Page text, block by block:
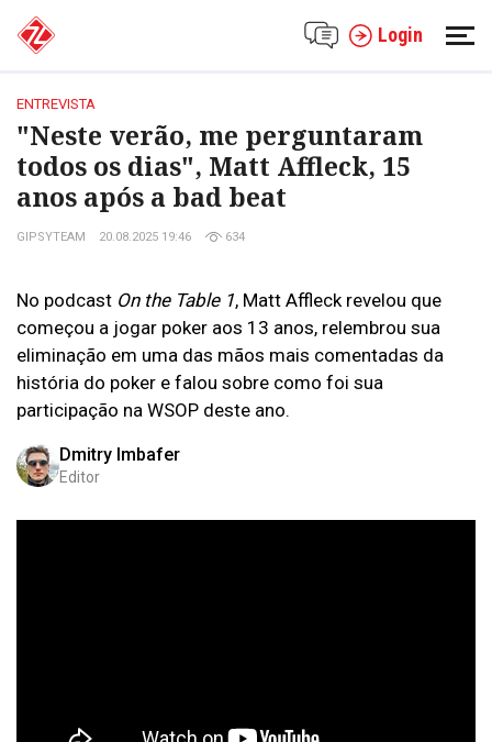
Login
ENTREVISTA
"Neste verão, me perguntaram
todos os dias", Matt Affleck, 15
anos após a bad beat
GIPSYTEAM 20.08.2025 19:46 634
No podcast On the Table 1, Matt Affleck revelou que
começou a jogar poker aos 13 anos, relembrou sua
eliminação em uma das mãos mais comentadas da
história do poker e falou sobre como foi sua
participação na WSOP deste ano.
Dmitry Imbafer
Editor